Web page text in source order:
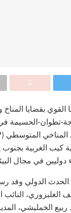
بقضايا المناخ
الحسيمة في
في مجال
الحدث الدولي وفد
الغلبزوري،
الخمليشي،